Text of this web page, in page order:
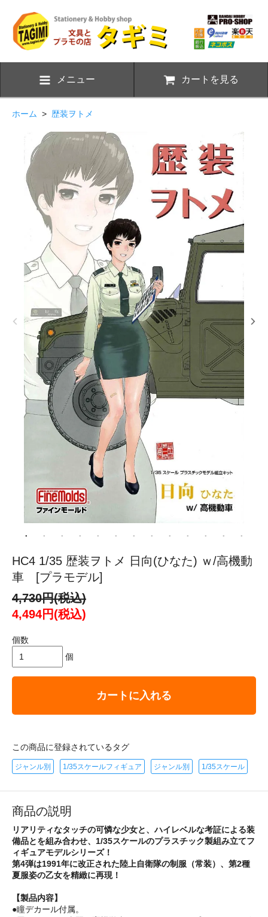
メニュー カートを見る
ホーム > 歴装ヲトメ
HC4 1/35 歴装ヲトメ 日向(ひなた) ｗ/高機動
車 [プラモデル]
4,730円(税込)
4,494円(税込)
個数
個
カートに入れる
この商品に登録されているタグ
ジャンル別 1/35スケールフィギュア ジャンル別 1/35スケール
商品の説明
リアリティなタッチの可憐な少女と、ハイレベルな考証による装
備品とを組み合わせ、1/35スケールのプラスチック製組み立てフ
ィギュアモデルシリーズ！
第4弾は1991年に改正された陸上自衛隊の制服（常装）、第2種
夏服姿の乙女を精緻に再現！
【製品内容】
●瞳デカール付属。